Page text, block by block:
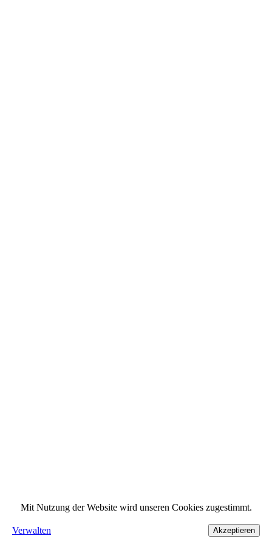
Mit Nutzung der Website wird unseren Cookies zugestimmt.
Verwalten Akzeptieren